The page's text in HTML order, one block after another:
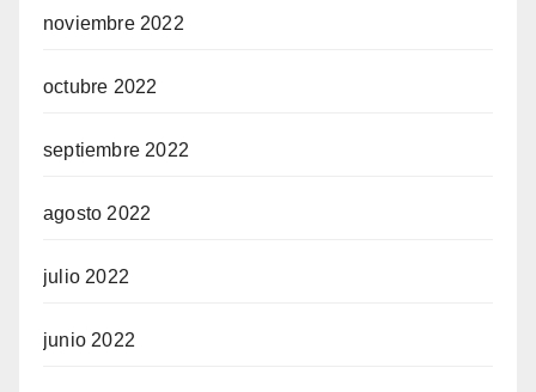
noviembre 2022
octubre 2022
septiembre 2022
agosto 2022
julio 2022
junio 2022